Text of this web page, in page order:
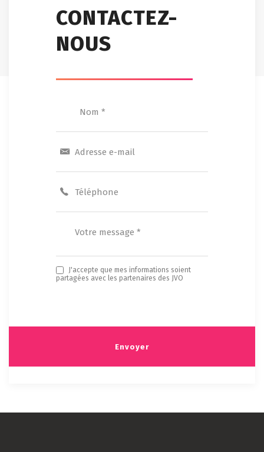
CONTACTEZ-
NOUS
J'accepte que mes informations soient
partagées avec les partenaires des JVO